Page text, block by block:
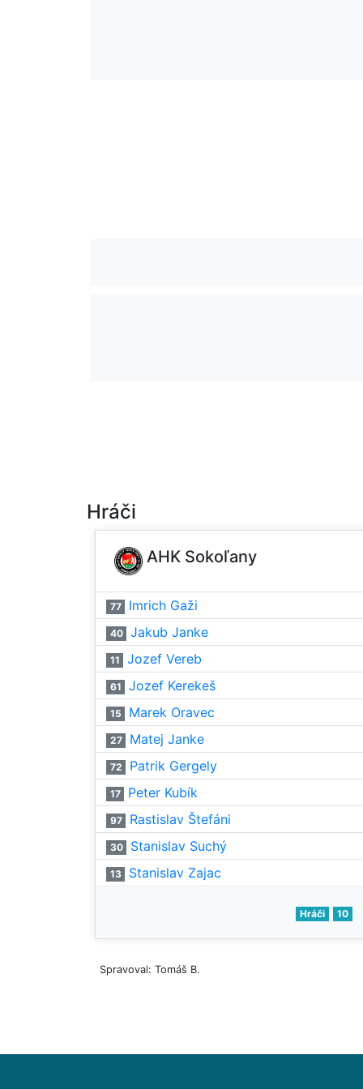
Hráči
AHK Sokoľany
77 Imrich Gaži
40 Jakub Janke
11 Jozef Vereb
61 Jozef Kerekeš
15 Marek Oravec
27 Matej Janke
72 Patrik Gergely
17 Peter Kubík
97 Rastislav Štefáni
30 Stanislav Suchý
13 Stanislav Zajac
Hráči 10
Spravoval: Tomáš B.